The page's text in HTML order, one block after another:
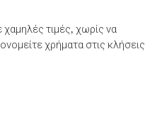
τιμές, χωρίς να
χρήματα στις κλήσεις